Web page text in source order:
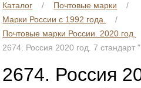
Каталог
Почтовые марки
Марки России с 1992 года.
Почтовые марки России. 2020 год.
2674. Россия 2020 год. 7
2674. Россия